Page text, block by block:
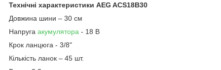
Технічні характеристики AEG ACS18B30
Довжина шини – 30 см
Напруга акумулятора - 18 В
Крок ланцюга - 3/8"
Кількість ланок – 45 шт.